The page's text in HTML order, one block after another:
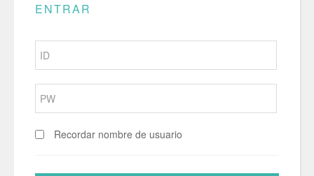
ENTRAR
Recordar nombre de usuario